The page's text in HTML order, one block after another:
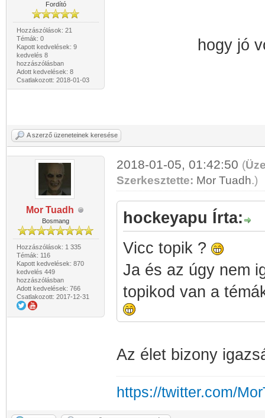
Fordító
Hozzászólások: 21
Témák: 0
Kapott kedvelések: 9
kedvelés 8
hozzászólásban
Adott kedvelések: 8
Csatlakozott: 2018-01-03
hogy jó
A szerző üzeneteinek keresése
Mor Tuadh
Bosmang
Hozzászólások: 1 335
Témák: 116
Kapott kedvelések: 870
kedvelés 449
hozzászólásban
Adott kedvelések: 766
Csatlakozott: 2017-12-31
2018-01-05, 01:42:50 (
Szerkesztette: Mor Tuadh.)
hockeyapu Írta:
Vicc topik ?
Ja és az úgy nem
topikod van a
Az élet bizony
https://twitter.com/